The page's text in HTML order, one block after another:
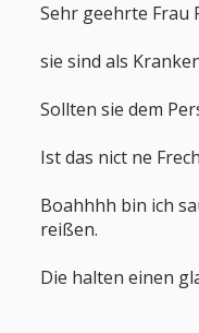
Sehr geehrte Frau
sie sind als
Sollten sie dem
Ist das nict ne
Boahhhh bin ich
reißen.
Die halten einen